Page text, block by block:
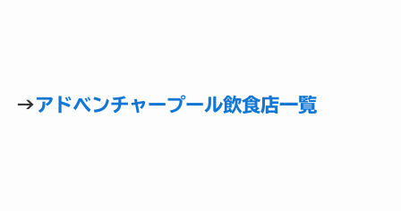
→アドベンチャープール飲食店一覧